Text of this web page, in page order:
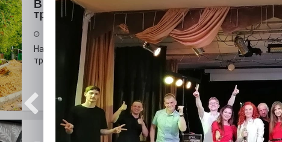
В моде цвет асфальта: платье для
тропинок
0
На глазах у оранжевого подсолнуха рождается народная
тропа!